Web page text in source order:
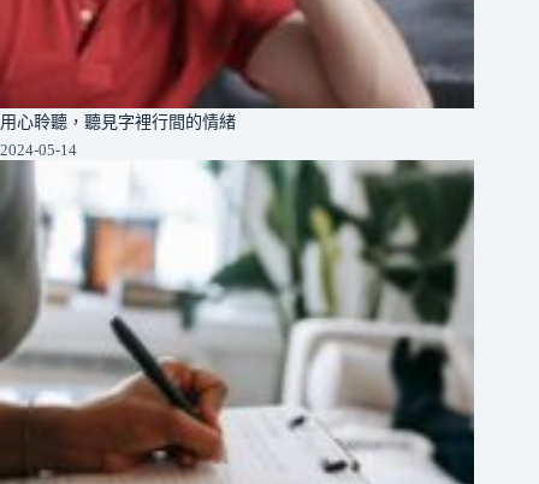
用心聆聽，聽見字裡行間的情緒
2024-05-14